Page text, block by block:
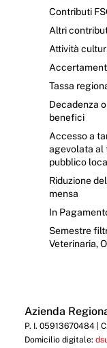
Contributi
Altri
Attività
Tassa
Decadenza
benefici
Accesso a
agevolata al
pubblico
Riduzione
mensa
In
Semestre
Veterinaria,
Azienda
P. I. 05913670484 |
Domicilio digitale: